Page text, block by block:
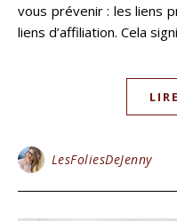
vous prévenir : les liens
liens d’affiliation. Cela
LesFoliesDeJenny